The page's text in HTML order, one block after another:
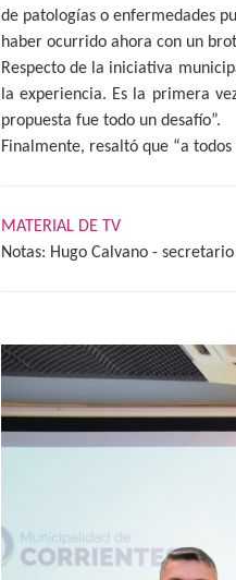
de patologías o enfermedades
haber ocurrido ahora con un
Respecto de la iniciativa
la experiencia. Es la primera
propuesta fue todo un desafío”.
Finalmente, resaltó que “a
MATERIAL DE TV
Notas: Hugo Calvano -